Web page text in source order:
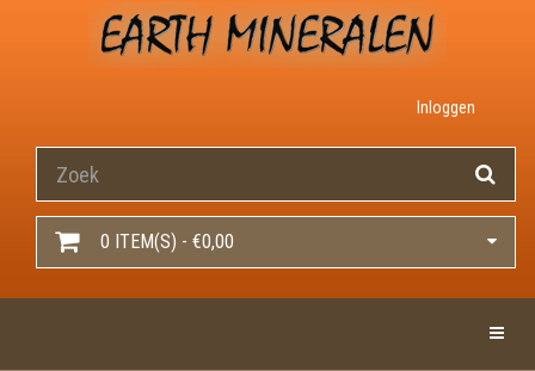
Inloggen
0 ITEM(S) - €0,00